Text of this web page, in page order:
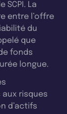
La
entre l’offre
du
que
fonds
longue.
risques
d’actifs